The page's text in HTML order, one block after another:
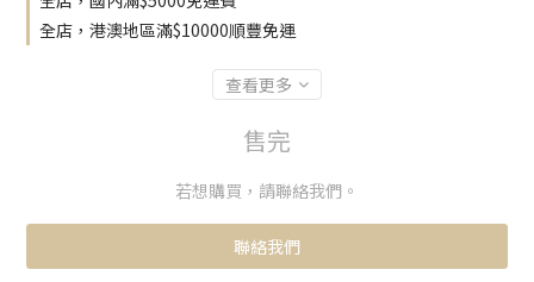
全店，港澳地區滿$10000順豐免運
查看更多
售完
若想購買，請聯絡我們。
聯絡我們